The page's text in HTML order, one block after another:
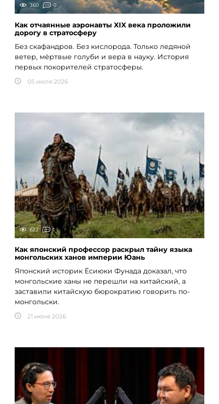
360 0
Как отчаянные аэронавты XIX века проложили
дорогу в стратосферу
Без скафандров. Без кислорода. Только ледяной
ветер, мёртвые голуби и вера в науку. История
первых покорителей стратосферы.
05 июля 2026
622 1
Как японский профессор раскрыл тайну языка
монгольских ханов империи Юань
Японский историк Ёсиюки Фунада доказал, что
монгольские ханы не перешли на китайский, а
заставили китайскую бюрократию говорить по-
монгольски.
21 июня 2026